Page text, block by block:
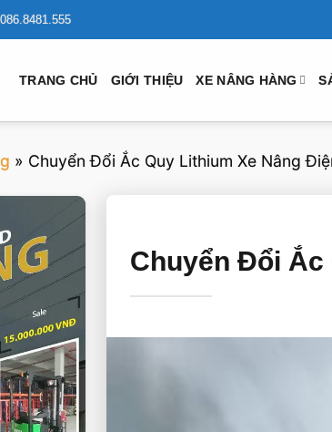
086.8481.555
TRANG CHỦ GIỚI THIỆU XE NÂNG HÀNG
» Chuyển Đổi Ắc Quy Lithium Xe Nâng
Chuyển Đổi Ắc